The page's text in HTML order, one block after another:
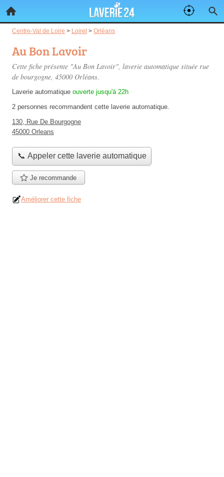
Centre-Val de Loire > Loiret > Orléans
Au Bon Lavoir
Cette fiche présente "Au Bon Lavoir", laverie automatique située rue
de bourgogne, 45000 Orléans.
Laverie automatique ouverte jusqu'à 22h
2 personnes recommandent cette laverie automatique.
130, Rue De Bourgogne
45000 Orleans
📞 Appeler cette laverie automatique
Je recommande
Améliorer cette fiche